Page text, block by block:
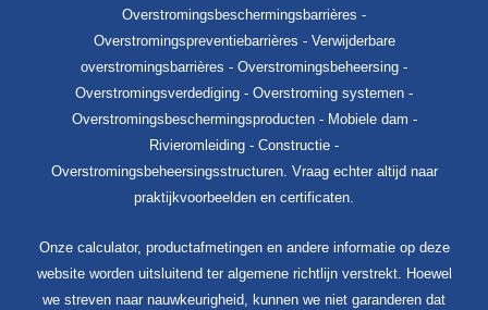
Overstromingsbeschermingsbarrières -
Overstromingspreventiebarrières - Verwijderbare
overstromingsbarrières - Overstromingsbeheersing -
Overstromingsverdediging - Overstroming systemen -
Overstromingsbeschermingsproducten - Mobiele dam -
Rivieromleiding - Constructie -
Overstromingsbeheersingsstructuren. Vraag echter altijd naar
praktijkvoorbeelden en certificaten.
Onze calculator, productafmetingen en andere informatie op deze
website worden uitsluitend ter algemene richtlijn verstrekt. Hoewel
we streven naar nauwkeurigheid, kunnen we niet garanderen dat